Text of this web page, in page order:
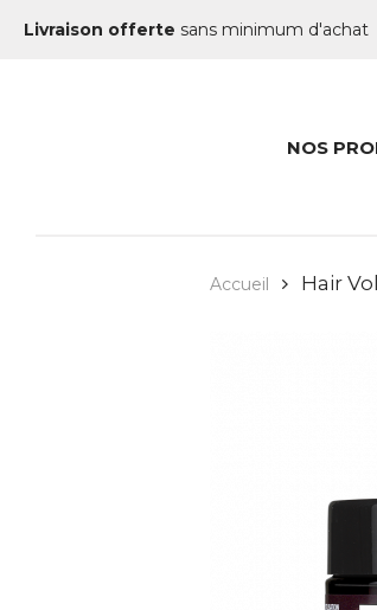
Livraison offerte sans minimum d'achat
NOS
Accueil Hair